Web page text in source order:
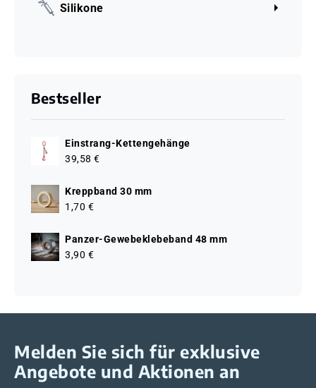
Silikone
Bestseller
Einstrang-Kettengehänge
39,58 €
Kreppband 30 mm
1,70 €
Panzer-Gewebeklebeband 48 mm
3,90 €
Melden Sie sich für exklusive
Angebote und Aktionen an